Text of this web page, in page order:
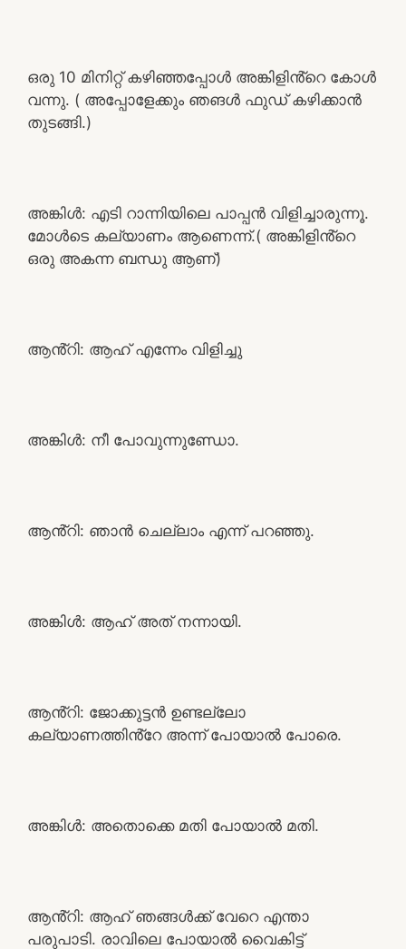
ഒരു 10 മിനിറ്റ് കഴിഞ്ഞപ്പോൾ അങ്കിളിൻ്റെ കോൾ
വന്നു. ( അപ്പോളേക്കും ഞങൾ ഫുഡ് കഴിക്കാൻ
തുടങ്ങി.)
അങ്കിൾ: എടി റാന്നിയിലെ പാപ്പൻ വിളിച്ചാരുന്നൂ.
മോൾടെ കല്യാണം ആണെന്ന്.( അങ്കിളിൻ്റെ
ഒരു അകന്ന ബന്ധു ആണ്)
ആൻ്റി: ആഹ് എന്നേം വിളിച്ചു
അങ്കിൾ: നീ പോവുന്നുണ്ഡോ.
ആൻ്റി: ഞാൻ ചെല്ലാം എന്ന് പറഞ്ഞു.
അങ്കിൾ: ആഹ് അത് നന്നായി.
ആൻ്റി: ജോക്കുട്ടൻ ഉണ്ടല്ലോ
കല്യാണത്തിൻ്റേ അന്ന് പോയാൽ പോരെ.
അങ്കിൾ: അതൊക്കെ മതി പോയാൽ മതി.
ആൻ്റി: ആഹ് ഞങ്ങൾക്ക് വേറെ എന്താ
പരുപാടി. രാവിലെ പോയാൽ വൈകിട്ട്